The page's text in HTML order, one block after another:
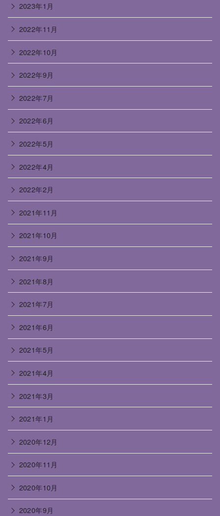
2023年1月
2022年11月
2022年10月
2022年9月
2022年7月
2022年6月
2022年5月
2022年4月
2022年2月
2021年11月
2021年10月
2021年9月
2021年8月
2021年7月
2021年6月
2021年5月
2021年4月
2021年3月
2021年1月
2020年12月
2020年11月
2020年10月
2020年9月